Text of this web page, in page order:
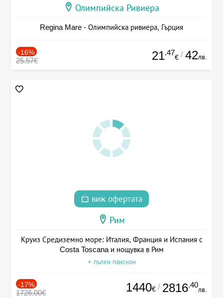
Олимпийска Ривиера
Regina Mare - Олимпийска ривиера, Гърция
-16%
25.57€ 21.47
€ / 42лв.
виж офертата
Рим
Круиз Средиземно море: Италия, Франция и Испания с
Costa Toscana и нощувка в Рим
+ пълен пансион
-17%
1726.00€ 1440€ / 2816.40
лв.